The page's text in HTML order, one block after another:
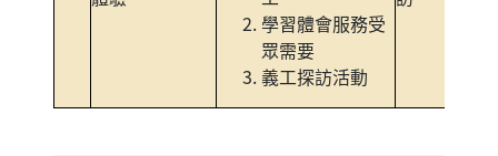
學習體會服務受
眾需要
義工探訪活動